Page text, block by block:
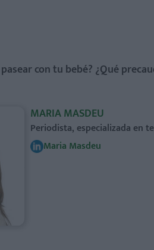
con tu bebé? ¿Qué
MARIA MASDEU
Periodista, especializada en
Maria Masdeu